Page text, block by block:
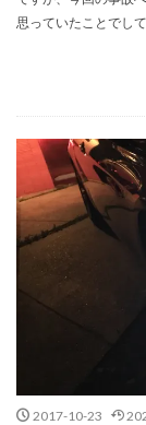
思っていたことでし
2017-10-23